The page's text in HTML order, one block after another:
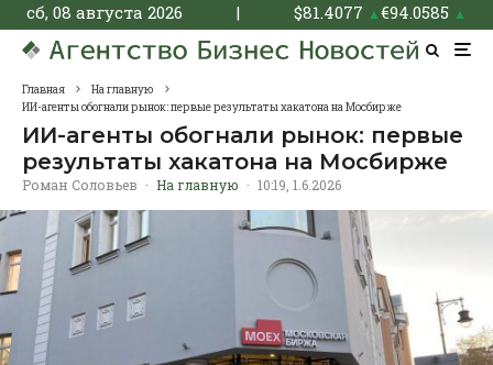
сб, 08 августа 2026 | $81.4077 ▲€94.0585 ▲
Главная
На главную
ИИ-агенты обогнали рынок: первые результаты хакатона на Мосбирже
ИИ-агенты обогнали рынок: первые
результаты хакатона на Мосбирже
Роман Соловьев · На главную · 10:19, 1.6.2026